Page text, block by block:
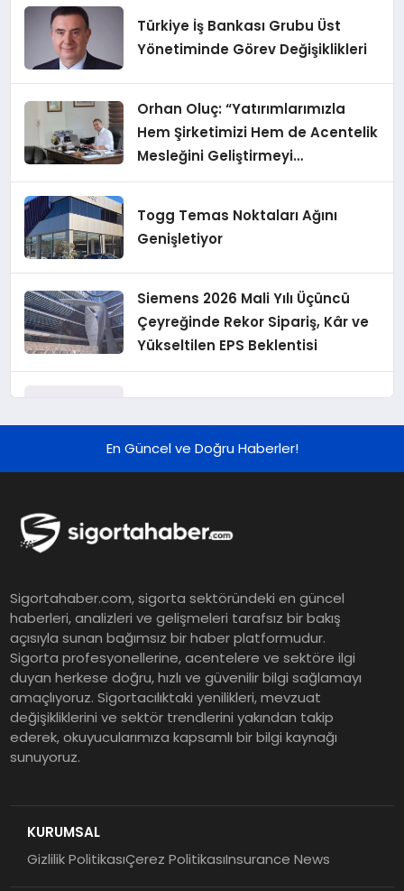
Türkiye İş Bankası Grubu Üst
Yönetiminde Görev Değişiklikleri
Orhan Oluç: “Yatırımlarımızla
Hem Şirketimizi Hem de Acentelik
Mesleğini Geliştirmeyi
Hedefliyoruz”
Togg Temas Noktaları Ağını
Genişletiyor
Siemens 2026 Mali Yılı Üçüncü
Çeyreğinde Rekor Sipariş, Kâr ve
Yükseltilen EPS Beklentisi
Finansal Sonuçlarını Açıkladı
Grup Müdürü Olarak Atandı
Mevduat kısa vadeyi, koruma
ürünleri uzun vadeyi tutuyor
Şekerbank 2026 İlk Yarı Finansal
Sonuçları
EY Küresel Siber Güvenlik
En Güncel ve Doğru Haberler!
Sigortahaber.com, sigorta sektöründeki en güncel
haberleri, analizleri ve gelişmeleri tarafsız bir bakış
açısıyla sunan bağımsız bir haber platformudur.
Sigorta profesyonellerine, acentelere ve sektöre ilgi
duyan herkese doğru, hızlı ve güvenilir bilgi sağlamayı
amaçlıyoruz. Sigortacılıktaki yenilikleri, mevzuat
değişikliklerini ve sektör trendlerini yakından takip
ederek, okuyucularımıza kapsamlı bir bilgi kaynağı
sunuyoruz.
KURUMSAL
Gizlilik PolitikasıÇerez PolitikasıInsurance News